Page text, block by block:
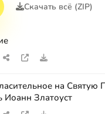
Скачать всё (ZIP)
на Святую
Иоанн Златоуст